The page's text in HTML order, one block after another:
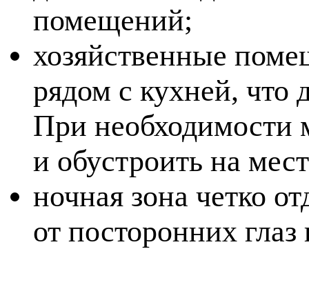
помещений;
хозяйственные
рядом с кухней, что
При необходимости
и обустроить на
ночная зона четко
от посторонних